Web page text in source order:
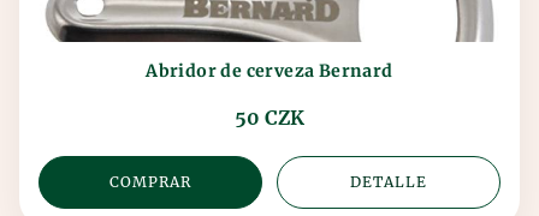
Abridor de cerveza Bernard
50 CZK
COMPRAR DETALLE